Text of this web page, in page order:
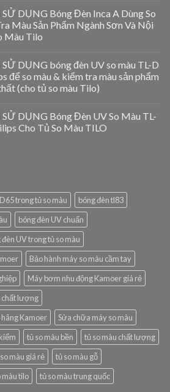
DỤNG Bóng Đèn Inca A Dùng So
Màu Sản Phẩm Ngành Sơn Và Nội
Màu Tilo
DỤNG bóng đèn UV so màu TL-D
để so màu & kiểm tra màu sản phẩm
(cho tủ so màu Tilo)
DỤNG Bóng Đèn UV So Màu TL-
Cho Tủ So Màu TILO
trong tủ so màu
bóng đèn tl83
bóng đèn UV chuẩn
đèn UV trong tủ so màu
Bảo hành máy so màu cầm tay
Máy bơm nhu động Kamoer giá rẻ
chất lượng
hãng Kamoer
Sửa chữa máy so màu
tủ so màu bền
tủ so màu chất lượng
màu giá rẻ
tủ so màu gỗ
màu tilo tủ so màu trung quốc